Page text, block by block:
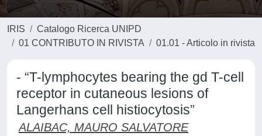
IRIS
Catalogo Ricerca UNIPD
01 CONTRIBUTO IN RIVISTA
01.01 - Articolo in rivista
- “T-lymphocytes bearing the gd T-cell
receptor in cutaneous lesions of
Langerhans cell histiocytosis”
ALAIBAC, MAURO SALVATORE